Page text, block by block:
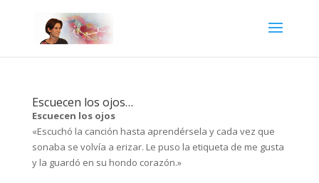
Escuecen los ojos…
Escuecen los ojos
«Escuchó la canción hasta aprendérsela y cada vez que
sonaba se volvía a erizar. Le puso la etiqueta de me gusta
y la guardó en su hondo corazón.»